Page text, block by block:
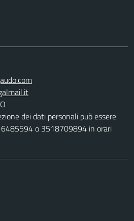
dei dati personali può essere
o 3518709894 in orari